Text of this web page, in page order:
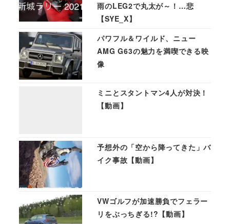
雨のLEG2で丸太が～！…悲
【SYE_X】
パワフル＆ワイルド、ニュー
AMG G63の魅力を満喫できる映
像
ミニとスタントマン4人が対決！
【動画】
予想外の「空から降ってきた」バ
イク事故【動画】
VWゴルフが加速勝負でフェラー
リをぶっちぎる!?【動画】